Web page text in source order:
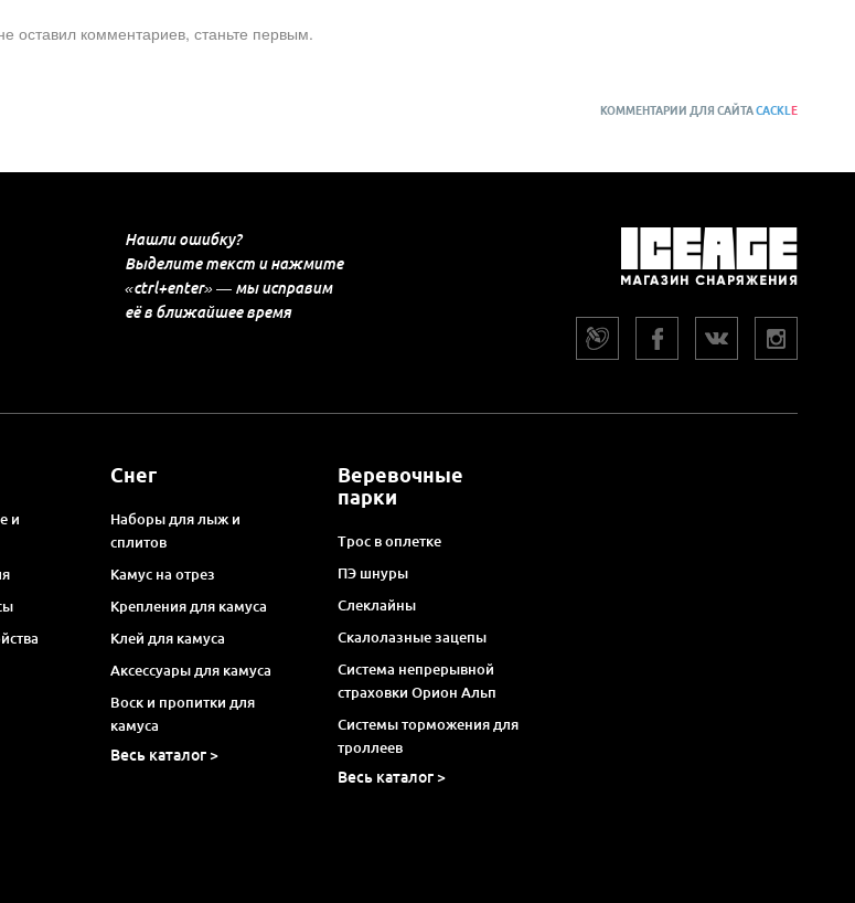
оставил комментариев, станьте первым.
КОММЕНТАРИИ ДЛЯ САЙТАCACKL E
Нашли ошибку?
Выделите текст и нажмите
«ctrl+enter» — мы исправим
её в ближайшее время
и
Снег
Наборы для лыж и
сплитов
Камус на отрез
Крепления для камуса
Клей для камуса
Аксессуары для камуса
Воск и пропитки для
камуса
Весь каталог >
Веревочные
парки
Трос в оплетке
ПЭ шнуры
Слеклайны
Скалолазные зацепы
Система непрерывной
страховки Орион Альп
Системы торможения для
троллеев
Весь каталог >